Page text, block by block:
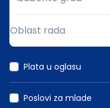
Grad
Oblast rada
Plata u oglasu
Poslovi za mlade